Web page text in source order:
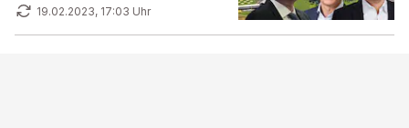
19.02.2023, 17:03 Uhr